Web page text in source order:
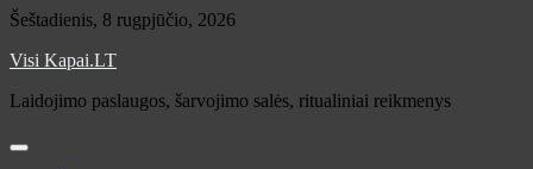
Skip
content
Šeštadienis, 8 rugpjūčio, 2026
Visi Kapai.LT
Laidojimo paslaugos, šarvojimo salės, ritualiniai reikmenys